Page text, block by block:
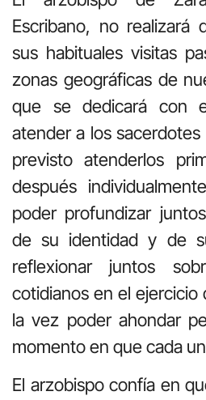
Escribano, no realizará
sus habituales visitas
zonas geográficas de
que se dedicará con
atender a los sacerdotes
previsto atenderlos
después
poder profundizar
de su identidad y de
reflexionar juntos
cotidianos en el ejercicio
la vez poder ahondar
momento en que cada
El arzobispo confía en